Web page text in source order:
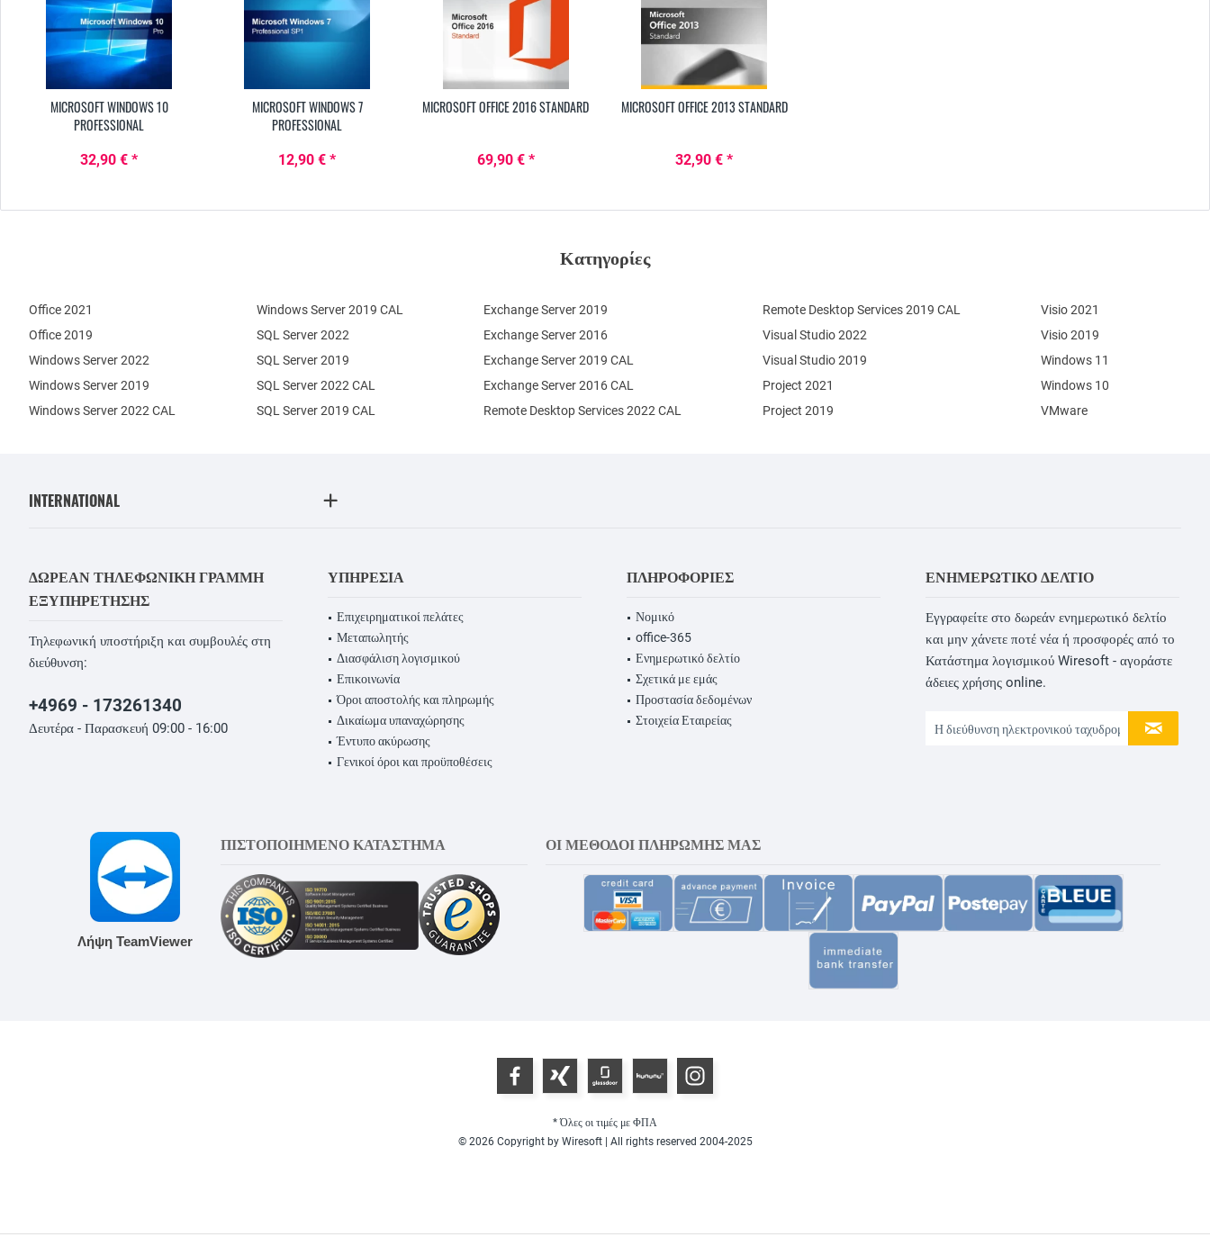
MICROSOFT WINDOWS 10
PROFESSIONAL
32,90 € *
MICROSOFT WINDOWS 7
PROFESSIONAL
12,90 € *
MICROSOFT OFFICE 2016 STANDARD
69,90 € *
MICROSOFT OFFICE 2013 STANDARD
32,90 € *
Κατηγορίες
Office 2021
Office 2019
Windows Server 2022
Windows Server 2019
Exchange Server 2019
Exchange Server 2016
SQL Server 2022
SQL Server 2019
Windows Server 2022 CAL
Windows Server 2019 CAL
SQL Server 2022 CAL
SQL Server 2019 CAL
Remote Desktop Services 2022 CAL
Remote Desktop Services 2019 CAL
Exchange Server 2019 CAL
Exchange Server 2016 CAL
Visual Studio 2022
Visual Studio 2019
Project 2021
Project 2019
Visio 2021
Visio 2019
Windows 11
Windows 10
VMware
INTERNATIONAL
ΔΩΡΕΆΝ ΤΗΛΕΦΩΝΙΚΉ ΓΡΑΜΜΉ
ΕΞΥΠΗΡΈΤΗΣΗΣ
Τηλεφωνική υποστήριξη και συμβουλές στη
διεύθυνση:
+4969 - 173261340
Δευτέρα - Παρασκευή 09:00 - 16:00
ΥΠΗΡΕΣΊΑ
Επιχειρηματικοί πελάτες
Μεταπωλητής
Διασφάλιση λογισμικού
Επικοινωνία
Όροι αποστολής και πληρωμής
Δικαίωμα υπαναχώρησης
Έντυπο ακύρωσης
Γενικοί όροι και προϋποθέσεις
ΠΛΗΡΟΦΟΡΊΕΣ
Νομικό
office-365
Ενημερωτικό δελτίο
Σχετικά με εμάς
Προστασία δεδομένων
Στοιχεία Εταιρείας
ΕΝΗΜΕΡΩΤΙΚΌ ΔΕΛΤΊΟ
Εγγραφείτε στο δωρεάν ενημερωτικό δελτίο
και μην χάνετε ποτέ νέα ή προσφορές από το
Κατάστημα λογισμικού Wiresoft - αγοράστε
άδειες χρήσης online.
Λήψη TeamViewer
ΠΙΣΤΟΠΟΙΗΜΕΝΟ ΚΑΤΑΣΤΗΜΑ ΟΙ ΜΈΘΟΔΟΙ ΠΛΗΡΩΜΉΣ ΜΑΣ
* Όλες οι τιμές με ΦΠΑ
© 2026 Copyright by Wiresoft | All rights reserved 2004-2025